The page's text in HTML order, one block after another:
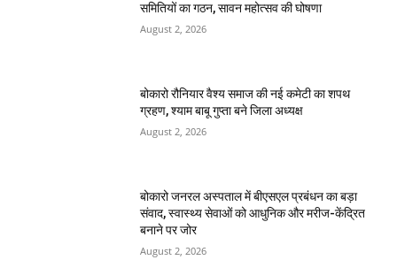
समितियों का गठन, सावन महोत्सव की घोषणा
August 2, 2026
बोकारो रौनियार वैश्य समाज की नई कमेटी का शपथ
ग्रहण, श्याम बाबू गुप्ता बने जिला अध्यक्ष
August 2, 2026
बोकारो जनरल अस्पताल में बीएसएल प्रबंधन का बड़ा
संवाद, स्वास्थ्य सेवाओं को आधुनिक और मरीज-केंद्रित
बनाने पर जोर
August 2, 2026